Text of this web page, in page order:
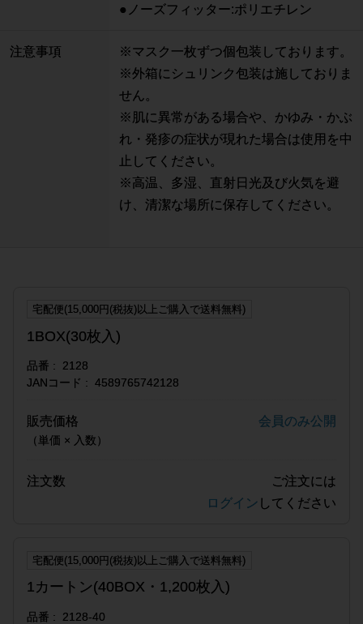
●ノーズフィッター:ポリエチレン
注意事項
※マスク一枚ずつ個包装しております。
※外箱にシュリンク包装は施しておりま
せん。
※肌に異常がある場合や、かゆみ・かぶ
れ・発疹の症状が現れた場合は使用を中
止してください。
※高温、多湿、直射日光及び火気を避
け、清潔な場所に保存してください。
宅配便(15,000円(税抜)以上ご購入で送料無料)
1BOX(30枚入)
品番
2128
JANコード
4589765742128
販売価格
（単価 × 入数）
会員のみ公開
注文数
ご注文には
ログイン してください
宅配便(15,000円(税抜)以上ご購入で送料無料)
1カートン(40BOX・1,200枚入)
品番
2128-40